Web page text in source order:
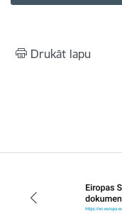
Drukāt lapu